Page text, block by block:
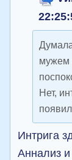
мужем
Нет,
Интрига
Аннализ и